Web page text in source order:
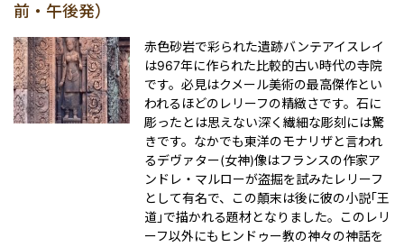
前・午後発）
赤色砂岩で彩られた遺跡バンテアイスレイ
は967年に作られた比較的古い時代の寺院
です。必見はクメール美術の最高傑作とい
われるほどのレリーフの精緻さです。石に
彫ったとは思えない深く繊細な彫刻には驚
きです。なかでも東洋のモナリザと言われ
るデヴァター(女神)像はフランスの作家ア
ンドレ・マルローが盗掘を試みたレリーフ
として有名で、この顛末は後に彼の小説｢王
道｣で描かれる題材となりました。このレリ
ーフ以外にもヒンドゥー教の神々の神話を